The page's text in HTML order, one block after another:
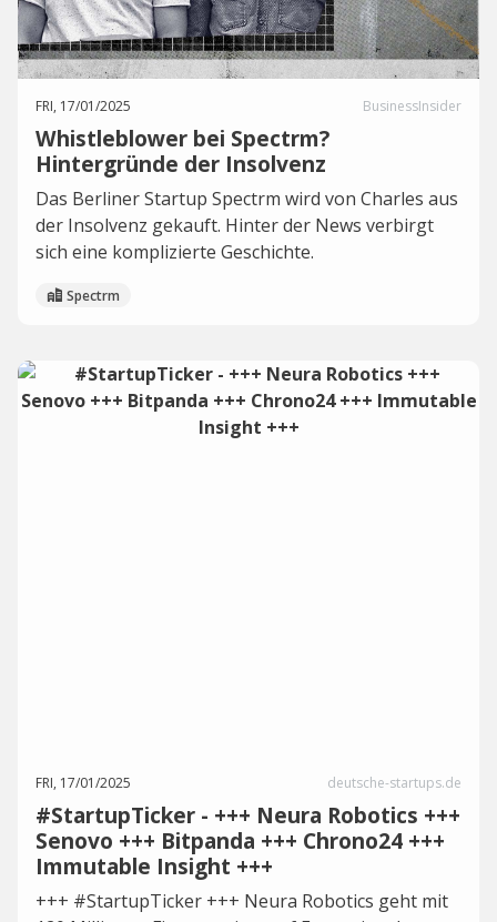
FRI, 17/01/2025 BusinessInsider
Whistleblower bei Spectrm?
Hintergründe der Insolvenz
Das Berliner Startup Spectrm wird von Charles aus
der Insolvenz gekauft. Hinter der News verbirgt
sich eine komplizierte Geschichte.
Spectrm
FRI, 17/01/2025 deutsche-startups.de
#StartupTicker - +++ Neura Robotics +++
Senovo +++ Bitpanda +++ Chrono24 +++
Immutable Insight +++
+++ #StartupTicker +++ Neura Robotics geht mit